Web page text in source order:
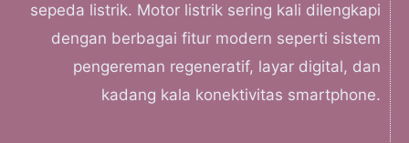
sepeda listrik. Motor listrik sering kali dilengkapi
dengan berbagai fitur modern seperti sistem
pengereman regeneratif, layar digital, dan
kadang kala konektivitas smartphone.